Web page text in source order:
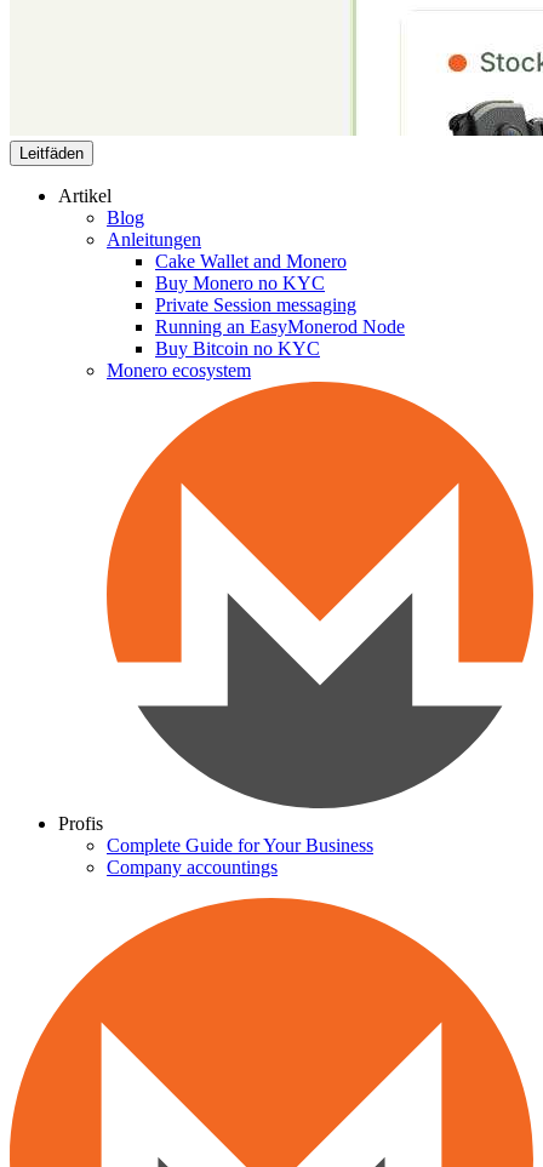
Leitfäden
Artikel
Blog
Anleitungen
Cake Wallet and Monero
Buy Monero no KYC
Private Session messaging
Running an EasyMonerod Node
Buy Bitcoin no KYC
Monero ecosystem
Profis
Complete Guide for Your Business
Company accountings